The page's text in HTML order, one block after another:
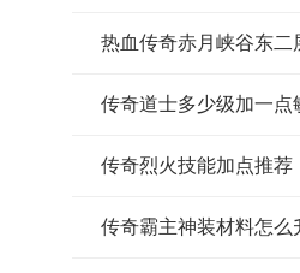
炼、属性
入手。选
传奇道士多少级加一点
传奇烈火技能加点推荐
传奇霸主神装材料怎么